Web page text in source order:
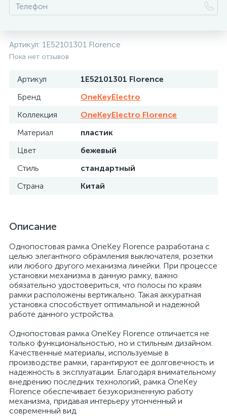
Артикул: 1E52101301 Florence
Пока нет отзывов
Артикул
1E52101301 Florence
Бренд
OneKeyElectro
Коллекция
OneKeyElectro Florence
Материал
пластик
Цвет
бежевый
Стиль
стандартный
Страна
Китай
Описание
Однопостовая рамка OneKey Florence разработана с
целью элегантного обрамления выключателя, розетки
или любого другого механизма линейки. При процессе
установки механизма в данную рамку, важно
обязательно удостовериться, что полосы по краям
рамки расположены вертикально. Такая аккуратная
установка способствует оптимальной и надежной
работе данного устройства.
Однопостовая рамка OneKey Florence отличается не
только функциональностью, но и стильным дизайном.
Качественные материалы, используемые в
производстве рамки, гарантируют ее долговечность и
надежность в эксплуатации. Благодаря внимательному
внедрению последних технологий, рамка OneKey
Florence обеспечивает безукоризненную работу
механизма, придавая интерьеру утонченный и
современный вид.